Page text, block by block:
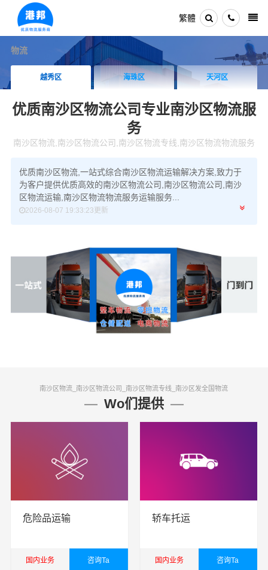
繁體
物流
越秀区 海珠区 天河区
优质南沙区物流公司专业南沙区物流服
务
南沙区物流,南沙区物流公司,南沙区物流专线,南沙区物流物流服务
优质南沙区物流,一站式综合南沙区物流运输解决方案,致力于
为客户提供优质高效的南沙区物流公司,南沙区物流公司,南沙
区物流运输,南沙区物流物流服务运输服务...
2026-08-07 19:33:23更新
南沙区物流_南沙区物流公司_南沙区物流专线_南沙区发全国物流
Wo们提供
危险品运输
国内业务 咨询Ta
轿车托运
国内业务 咨询Ta